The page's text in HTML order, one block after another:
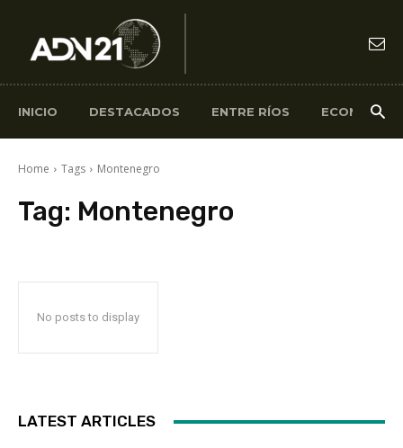
INICIO DESTACADOS ENTRE RÍOS ECONOMÍA
Home Tags Montenegro
Tag: Montenegro
No posts to display
LATEST ARTICLES